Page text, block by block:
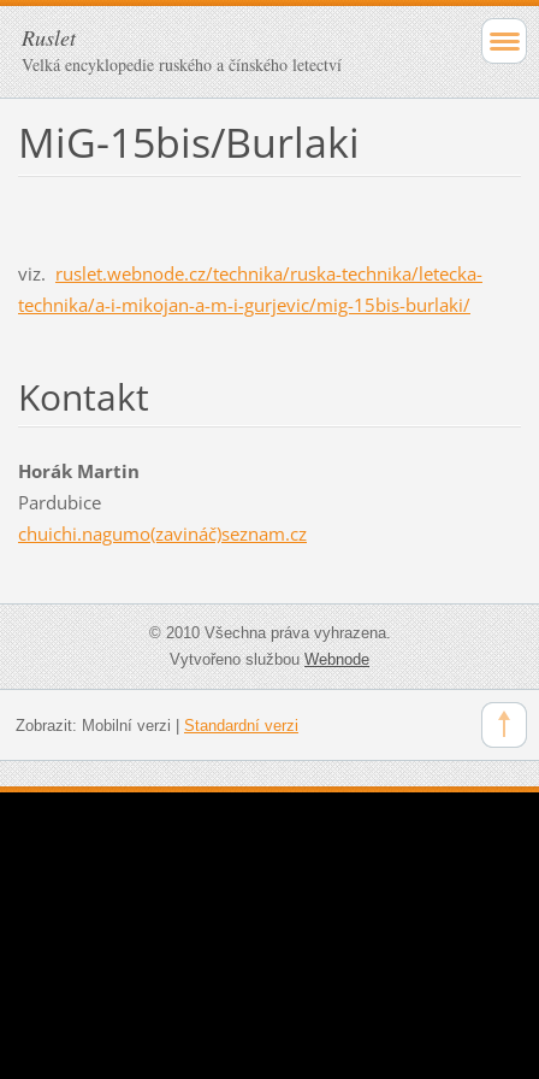
Ruslet
Velká encyklopedie ruského a čínského letectví
MiG-15bis/Burlaki
viz. ruslet.webnode.cz/technika/ruska-technika/letecka-
technika/a-i-mikojan-a-m-i-gurjevic/mig-15bis-burlaki/
Kontakt
Horák Martin
Pardubice
chuichi.nagumo(zavináč)seznam.cz
© 2010 Všechna práva vyhrazena.
Vytvořeno službouWebnode
Zobrazit: Mobilní verzi Standardní verzi